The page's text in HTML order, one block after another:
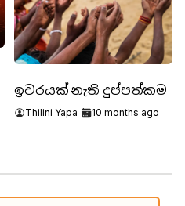
ඉවරයක් නැති දුප්පත්කම
Thilini Yapa 10 months ago